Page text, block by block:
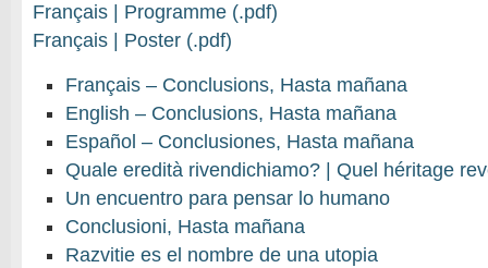
Français | Programme (.pdf)
Français | Poster (.pdf)
Français – Conclusions, Hasta mañana
English – Conclusions, Hasta mañana
Español – Conclusiones, Hasta mañana
Quale eredità rivendichiamo? | Quel héritage
Un encuentro para pensar lo humano
Conclusioni, Hasta mañana
Razvitie es el nombre de una utopia